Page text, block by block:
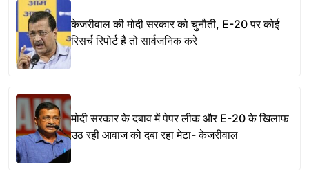
केजरीवाल की मोदी सरकार को चुनौती, E-20 पर कोई
रिसर्च रिपोर्ट है तो सार्वजनिक करे
मोदी सरकार के दबाव में पेपर लीक और E-20 के खिलाफ
उठ रही आवाज को दबा रहा मेटा- केजरीवाल